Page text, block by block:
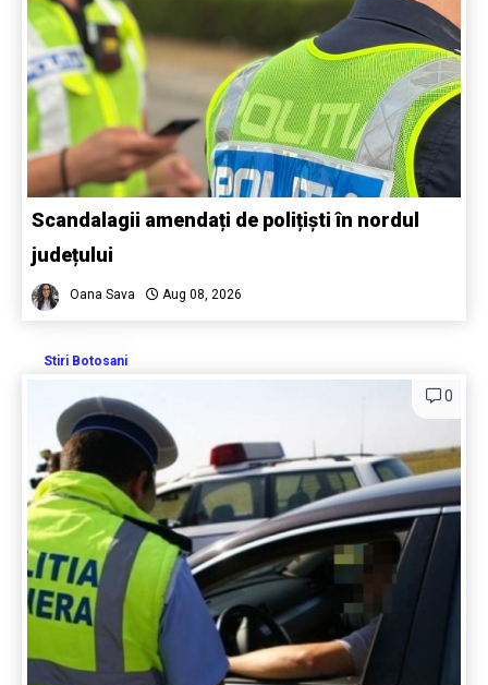
Scandalagii amendați de polițiști în nordul
județului
Oana Sava Aug 08, 2026
Stiri Botosani
0